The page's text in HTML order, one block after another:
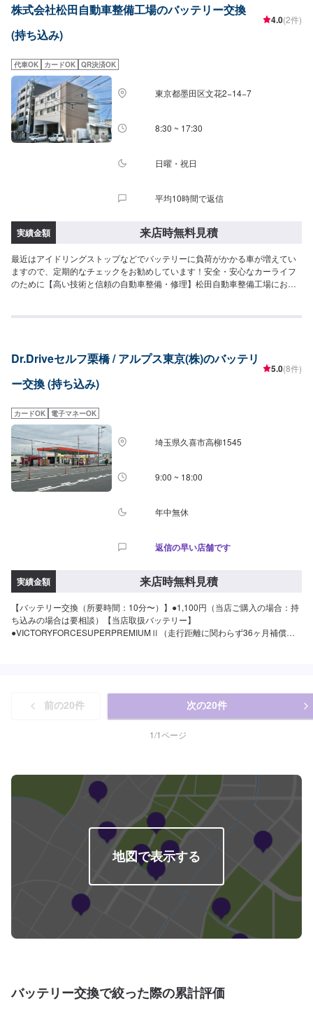
いただけましたら作業開始【5】作業完了・お支払い【6】納車<代車につい
て>自費修理、整備に限り代車の貸し出しを無料で行っております。有償での
レンタル貸出も行っております。お気軽にご相談下さい。※代車の燃料代はお
時間：9:00~18:00
株式会社松田自動車整備工場のバッテリー交換
(持ち込み)
4.0(2件)
代車OK カードOK QR決済OK
東京都墨田区文花2−14−7
8:30 ~ 17:30
日曜・祝日
平均10時間で返信
実績金額 来店時無料見積
最近はアイドリングストップなどでバッテリーに負荷がかかる車が増えてい
ますので、定期的なチェックをお勧めしています！安全・安心なカーライフ
のために【高い技術と信頼の自動車整備・修理】松田自動車整備工場にお任
経済的にもお得となることもあります。日本全国安心のネットワークDRPネ
と信頼のカーメンテナンスをお約束いたします。【代車について】代車の無
料貸し出しサービスがございますので、ご希望の方はお申し付けください。※
燃料代はお客様負担となります。※状況により貸出できかねる場合がございま
ファーにてお車とパーツの詳細をお送りください。ご購入希望の方▶️オファ
ーにて車種情報をお送りください。
Dr.Driveセルフ栗橋 / アルプス東京(株)のバッテリ
ー交換 (持ち込み)
5.0(8件)
カードOK 電子マネーOK
埼玉県久喜市高柳1545
9:00 ~ 18:00
年中無休
返信の早い店舗です
実績金額 来店時無料見積
【バッテリー交換（所要時間：10分〜）】●1,100円（当店ご購入の場合：持
ち込みの場合は要相談）【当店取扱バッテリー】
●VICTORYFORCESUPERPREMIUMⅡ（走行距離に関わらず36ヶ月補償充
です！定期的な交換が安心。
前の20件 次の20件
1/1ページ
地図で表示する
バッテリー交換で絞った際の累計評価